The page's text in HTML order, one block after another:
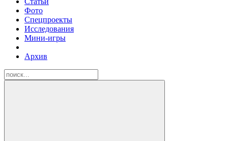
Фото
Спецпроекты
Исследования
Мини-игры
Архив